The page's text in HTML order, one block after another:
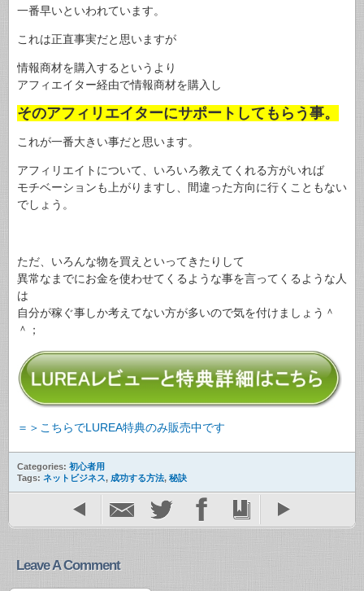
一番早いといわれています。
これは正直事実だと思いますが
情報商材を購入するというより
アフィエイター経由で情報商材を購入し
そのアフィリエイターにサポートしてもらう事。
これが一番大きい事だと思います。
アフィリエイトについて、いろいろ教えてくれる方がいれば
モチベーションも上がりますし、間違った方向に行くこともない
でしょう。
ただ、いろんな物を買えといってきたりして
異常なまでにお金を使わせてくるような事を言ってくるような人
は
自分が稼ぐ事しか考えてない方が多いので気を付けましょう＾
＾；
＝＞こちらでLUREA特典のみ販売中です
Categories: 初心者用
Tags: ネットビジネス, 成功する方法, 秘訣
Leave A Comment